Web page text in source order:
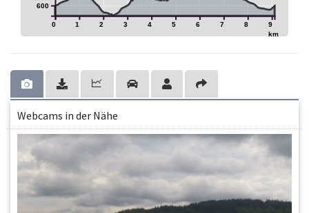
0 1 2 3 4 5 6 7 8 9
km
600
Webcams in der Nähe